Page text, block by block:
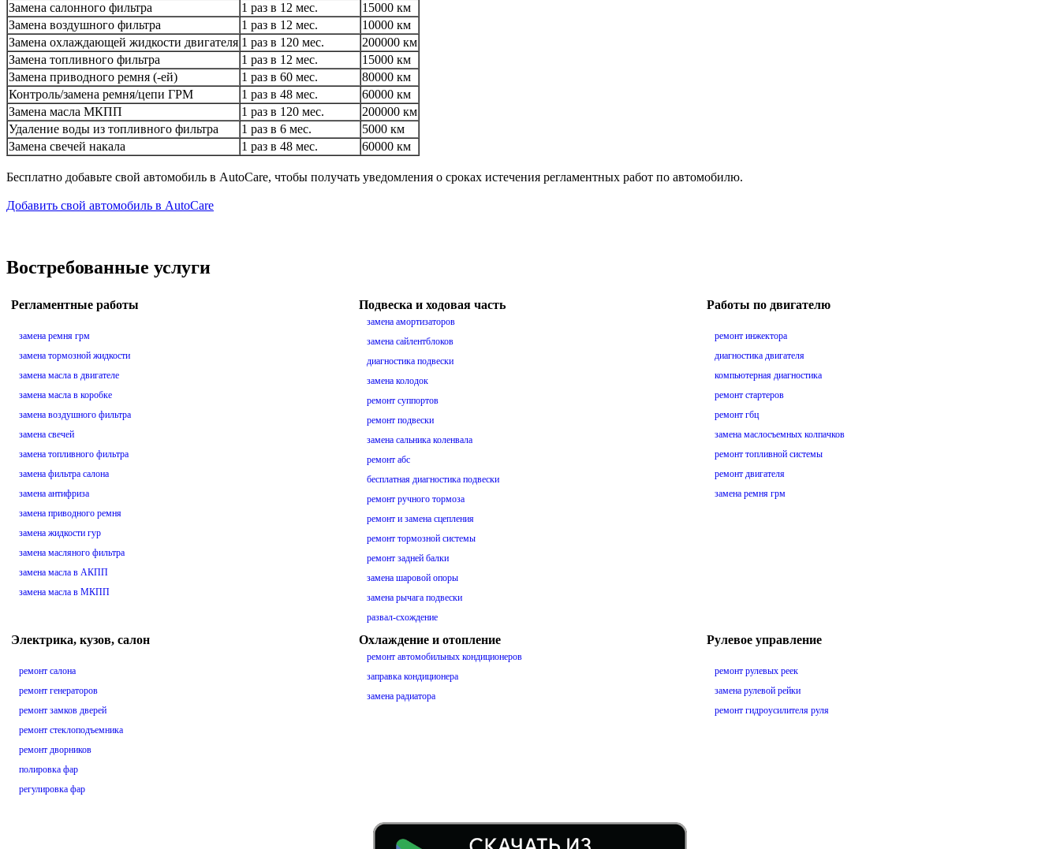
Замена салонного фильтра
1 раз в 12 мес.
15000 км
Замена воздушного фильтра
1 раз в 12 мес.
10000 км
Замена охлаждающей жидкости двигателя 1 раз в 120 мес.
200000 км
Замена топливного фильтра
1 раз в 12 мес.
15000 км
Замена приводного ремня (-ей)
1 раз в 60 мес.
80000 км
Контроль/замена ремня/цепи ГРМ
1 раз в 48 мес.
60000 км
Замена масла МКПП
1 раз в 120 мес.
200000 км
Удаление воды из топливного фильтра
1 раз в 6 мес.
5000 км
Замена свечей накала
1 раз в 48 мес. 60000 км
Бесплатно добавьте свой автомобиль в AutoCare, чтобы получать уведомления о сроках истечения регламентных работ по автомобилю.
Добавить свой автомобиль в AutoCare
Востребованные услуги
Регламентные работы
замена ремня грм
замена тормозной жидкости
замена масла в двигателе
замена масла в коробке
замена воздушного фильтра
замена свечей
замена топливного фильтра
замена фильтра салона
замена антифриза
замена приводного ремня
замена жидкости гур
замена масляного фильтра
замена масла в АКПП
замена масла в МКПП
Подвеска и ходовая часть
замена амортизаторов
замена сайлентблоков
диагностика подвески
замена колодок
ремонт суппортов
ремонт подвески
замена сальника коленвала
ремонт абс
бесплатная диагностика подвески
ремонт ручного тормоза
ремонт и замена сцепления
ремонт тормозной системы
ремонт задней балки
замена шаровой опоры
замена рычага подвески
развал-схождение
Работы по двигателю
ремонт инжектора
диагностика двигателя
компьютерная диагностика
ремонт стартеров
ремонт гбц
замена маслосъемных колпачков
ремонт топливной системы
ремонт двигателя
замена ремня грм
Электрика, кузов, салон
ремонт салона
ремонт генераторов
ремонт замков дверей
ремонт стеклоподъемника
ремонт дворников
полировка фар
регулировка фар
Охлаждение и отопление
ремонт автомобильных кондиционеров
заправка кондиционера
замена радиатора
Рулевое управление
ремонт рулевых реек
замена рулевой рейки
ремонт гидроусилителя руля